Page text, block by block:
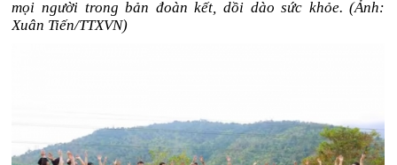
mọi người trong bản đoàn kết, dồi dào sức khỏe. (Ảnh:
Xuân Tiến/TTXVN)